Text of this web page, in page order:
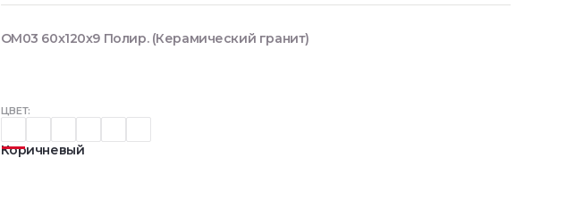
ЦВЕТ:
Коричневый
OM03 60x120х9 Полир. (Керамический гранит)